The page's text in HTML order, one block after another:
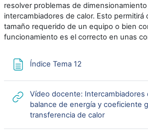
resolver problemas de
intercambiadores de calor. Esto permitirá
tamaño requerido de un equipo o bien
funcionamiento es el correcto en unas
Índice Tema 12
Vídeo docente: Intercambiadores
balance de energía y coeficiente
transferencia de calorURL